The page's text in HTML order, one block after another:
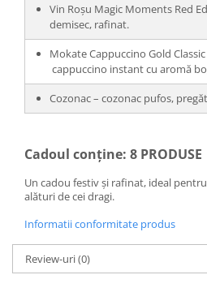
Vin Roșu Magic Moments Red
demisec, rafinat.
Mokate Cappuccino Gold
cappuccino instant cu aromă
Cozonac – cozonac pufos,
Cadoul conține: 8 PRODUSE
Un cadou festiv și rafinat, ideal
alături de cei dragi.
Informatii conformitate produs
Review-uri(0)